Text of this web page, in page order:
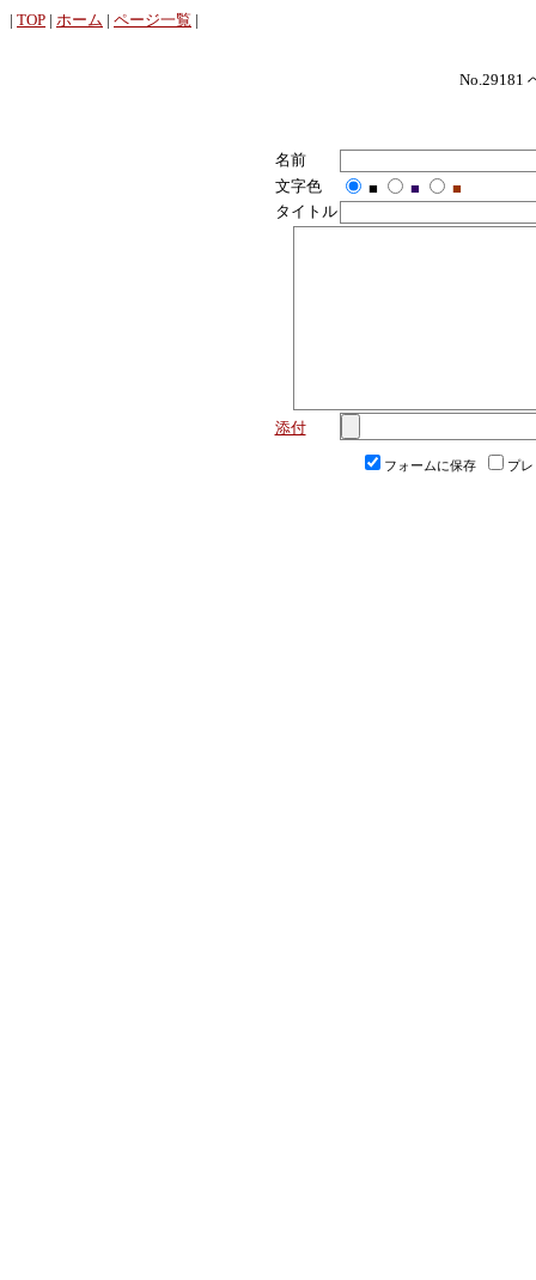
| TOP | ホーム | ページ一覧 |
No.29181
名前
文字色
■ ■
■
タイトル
添付
フォームに保存 プ